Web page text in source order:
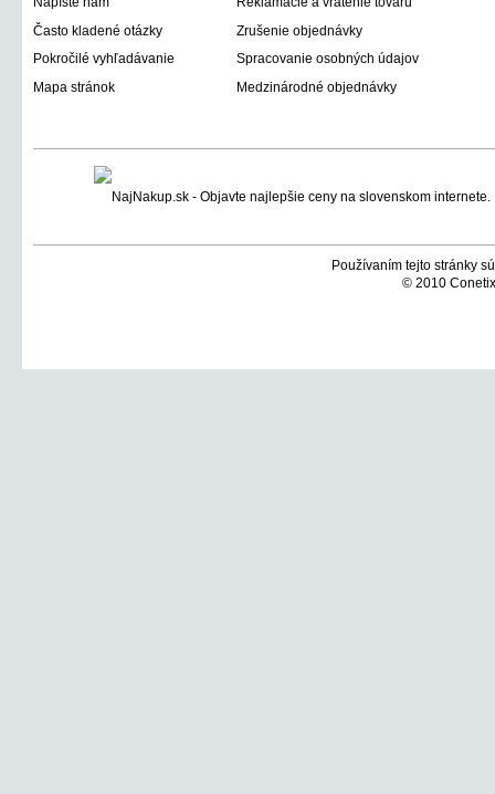
Často kladené otázky
Zrušenie objednávky
Pokročilé vyhľadávanie
Spracovanie osobných údajov
Mapa stránok
Medzinárodné objednávky
Používaním tejto stránky
© 2010